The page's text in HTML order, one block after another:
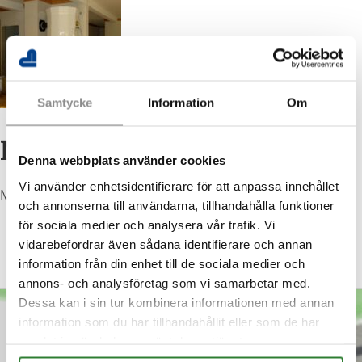
Samtycke Information Om
Denna webbplats använder cookies
Vi använder enhetsidentifierare för att anpassa innehållet
och annonserna till användarna, tillhandahålla funktioner
för sociala medier och analysera vår trafik. Vi
vidarebefordrar även sådana identifierare och annan
information från din enhet till de sociala medier och
annons- och analysföretag som vi samarbetar med.
Dessa kan i sin tur kombinera informationen med annan
information som du har tillhandahållit eller som de har
NC Blocket
Murat NC hus i Vallentuna